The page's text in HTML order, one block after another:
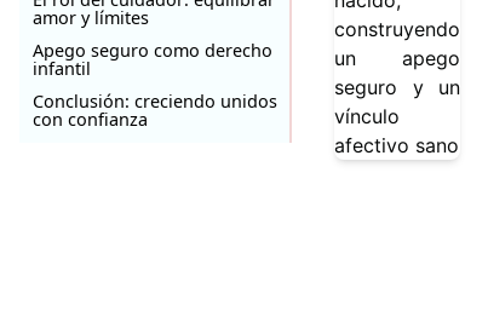
amor y límites
Apego seguro como derecho
infantil
Conclusión: creciendo unidos
con confianza